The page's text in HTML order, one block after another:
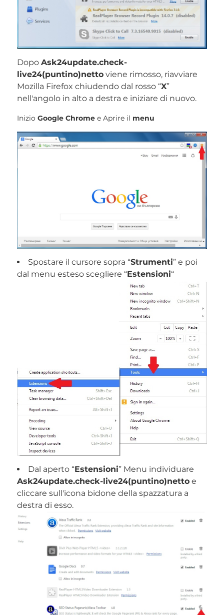
Dopo Ask24update.check-
live24(puntino)nettoviene rimosso, riavviare
Mozilla Firefox chiudendo dal rosso “X”
nell'angolo in alto a destra e iniziare di nuovo.
Inizio Google Chromee Aprire il menu
Spostare il cursore sopra “Strumenti” e poi
dal menu esteso scegliere “Estensioni“
Dal aperto “Estensioni” Menu individuare
Ask24update.check-live24(puntino)nettoe
cliccare sull'icona bidone della spazzatura a
destra di esso.